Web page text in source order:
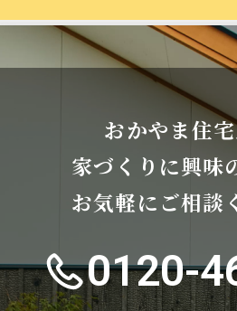
おかやま住
家づくりに興味
お気軽にご相談
0120-